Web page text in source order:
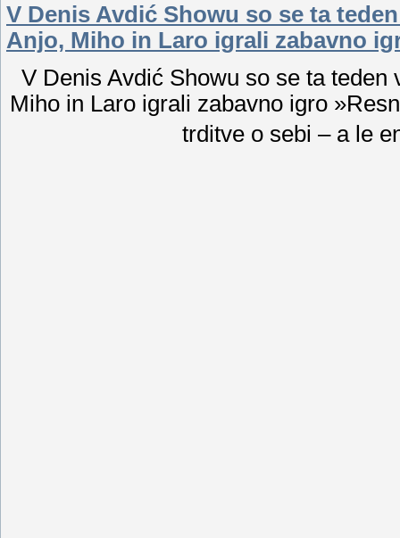
V Denis Avdić Showu so se ta
Anjo, Miho in Laro igrali zabavno
V Denis Avdić Showu so se ta
Miho in Laro igrali zabavno igro
trditve o sebi – a le